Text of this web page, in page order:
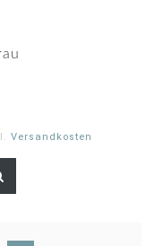
Versandkosten